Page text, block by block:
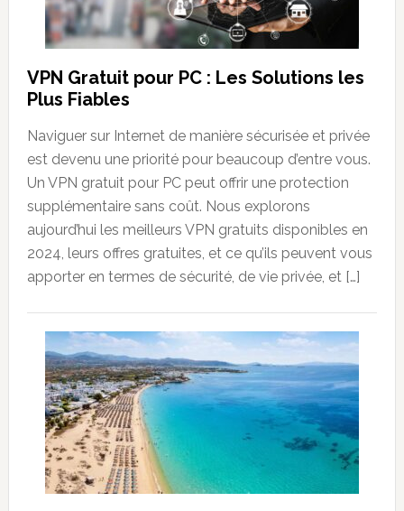
VPN Gratuit pour PC : Les Solutions les
Plus Fiables
Naviguer sur Internet de manière sécurisée et privée
est devenu une priorité pour beaucoup d’entre vous.
Un VPN gratuit pour PC peut offrir une protection
supplémentaire sans coût. Nous explorons
aujourd’hui les meilleurs VPN gratuits disponibles en
2024, leurs offres gratuites, et ce qu’ils peuvent vous
apporter en termes de sécurité, de vie privée, et […]